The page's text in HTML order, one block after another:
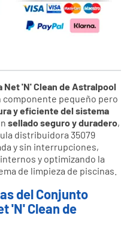
Net 'N' Clean de Astralpool
componente pequeño pero
y eficiente del sistema
sellado seguro y duradero,
distribuidora 35079
y sin interrupciones,
y optimizando la
de limpieza de piscinas.
del Conjunto
'N' Clean de